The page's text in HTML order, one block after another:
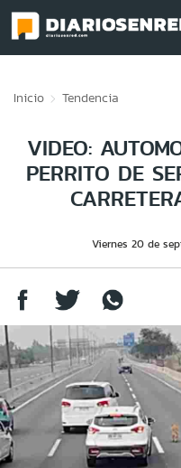
Inicio Tendencia
VIDEO:
PERRITO DE
Viernes 20 de